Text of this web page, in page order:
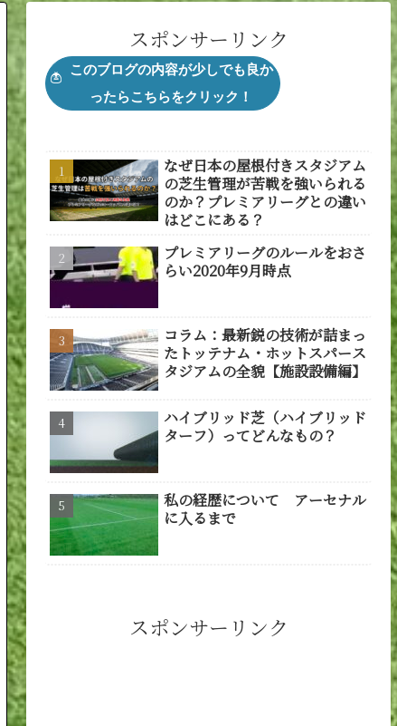
スポンサーリンク
なぜ日本の屋根付きスタジアム
の芝生管理が苦戦を強いられる
のか？プレミアリーグとの違い
はどこにある？
プレミアリーグのルールをおさ
らい2020年9月時点
コラム：最新鋭の技術が詰まっ
たトッテナム・ホットスパース
タジアムの全貌【施設設備編】
ハイブリッド芝（ハイブリッド
ターフ）ってどんなもの？
私の経歴について アーセナル
に入るまで
スポンサーリンク